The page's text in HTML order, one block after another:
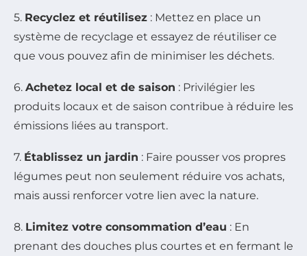
5. Recyclez et réutilisez : Mettez en place un
système de recyclage et essayez de réutiliser ce
que vous pouvez afin de minimiser les déchets.
6. Achetez local et de saison : Privilégier les
produits locaux et de saison contribue à réduire les
émissions liées au transport.
7. Établissez un jardin : Faire pousser vos propres
légumes peut non seulement réduire vos achats,
mais aussi renforcer votre lien avec la nature.
8. Limitez votre consommation d’eau : En
prenant des douches plus courtes et en fermant le